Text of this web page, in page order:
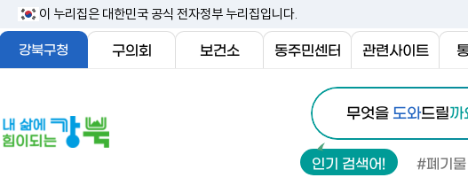
문
내
바
이 누리집은 대한민국 공식 전자정부 누리집입니다.
강북구청 구의회 보건소 동주민센터 관련사이트
삶
에
통
합
검
색
무엇을 도와드릴까
인기 검색어! #폐기물